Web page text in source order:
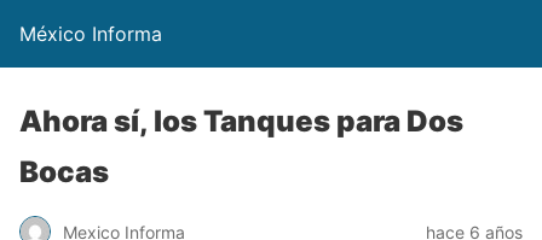
México Informa
Ahora sí, los Tanques para Dos
Bocas
Mexico Informa hace 6 años